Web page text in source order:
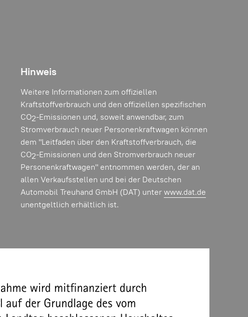
Hinweis
Weitere Informationen zum offiziellen
Kraftstoffverbrauch und den offiziellen spezifischen
CO2-Emissionen und, soweit anwendbar, zum
Stromverbrauch neuer Personenkraftwagen können
dem "Leitfaden über den Kraftstoffverbrauch, die
CO2-Emissionen und den Stromverbrauch neuer
Personenkraftwagen" entnommen werden, der an
allen Verkaufsstellen und bei der Deutschen
Automobil Treuhand GmbH (DAT) unterwww.dat.de
unentgeltlich erhältlich ist.